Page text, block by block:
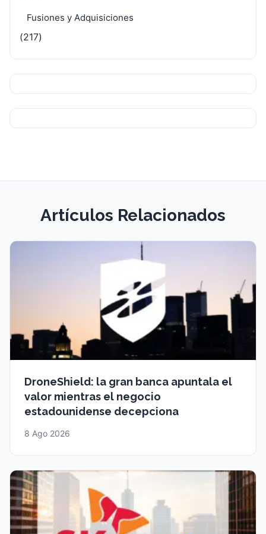
Fusiones y Adquisiciones
(217)
Artículos Relacionados
DroneShield: la gran banca apuntala el
valor mientras el negocio
estadounidense decepciona
8 Ago 2026